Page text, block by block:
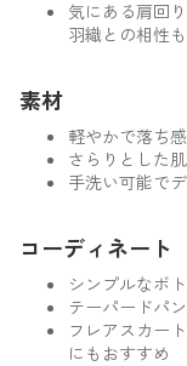
気にある肩回
羽織との相性
素材
軽やかで落ち
さらりとした
手洗い可能で
コーディネート
シンプルなボ
テーパードパ
フレアスカー
にもおすすめ